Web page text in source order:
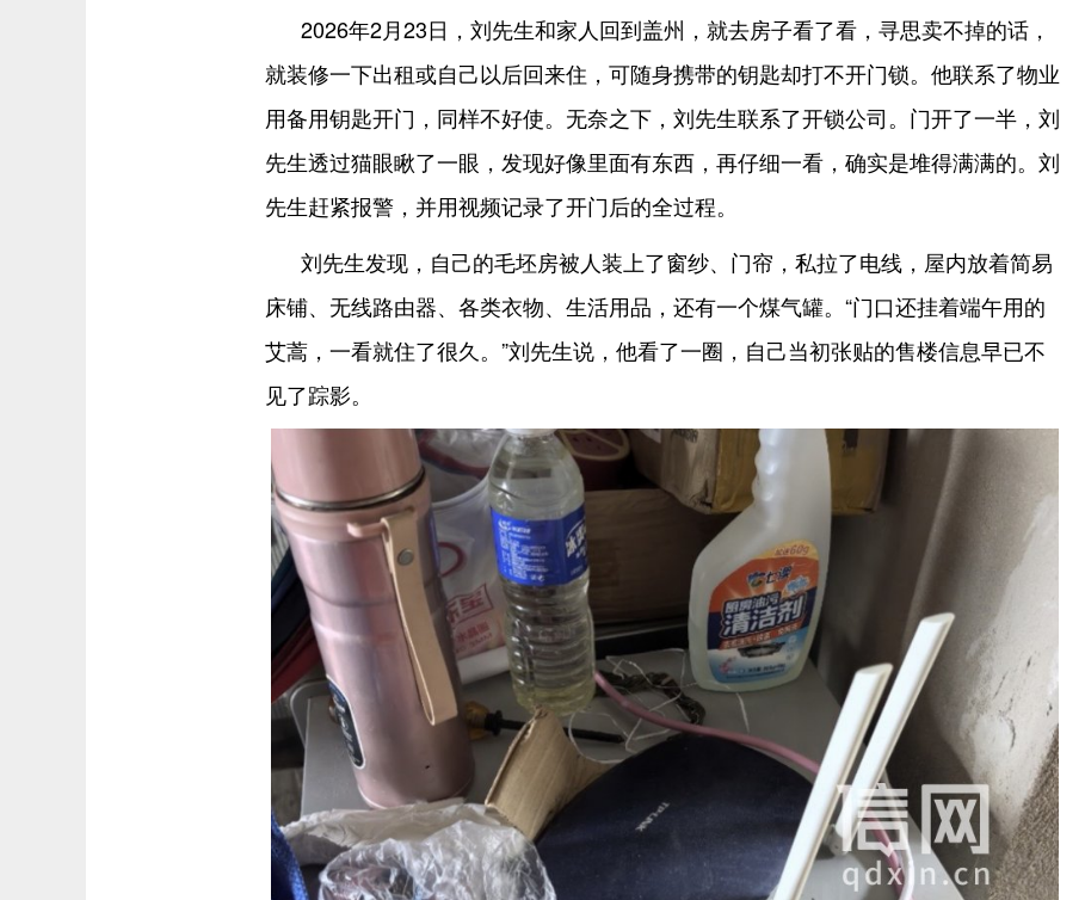
2026年2月23日，刘先生和家人回到盖州，就去房子看了看，寻思卖不掉的话，
就装修一下出租或自己以后回来住，可随身携带的钥匙却打不开门锁。他联系了物业
用备用钥匙开门，同样不好使。无奈之下，刘先生联系了开锁公司。门开了一半，刘
先生透过猫眼瞅了一眼，发现好像里面有东西，再仔细一看，确实是堆得满满的。刘
先生赶紧报警，并用视频记录了开门后的全过程。
刘先生发现，自己的毛坯房被人装上了窗纱、门帘，私拉了电线，屋内放着简易
床铺、无线路由器、各类衣物、生活用品，还有一个煤气罐。“门口还挂着端午用的
艾蒿，一看就住了很久。”刘先生说，他看了一圈，自己当初张贴的售楼信息早已不
见了踪影。